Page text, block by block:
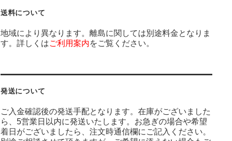
送料について
地域により異なります。離島に関しては別途料金となりま
す。詳しくはご利用案内をご覧ください。
発送について
ご入金確認後の発送手配となります。在庫がございました
ら、5営業日以内に発送いたします。お急ぎの場合や希望
着日がございましたら、注文時通信欄にご記入ください。